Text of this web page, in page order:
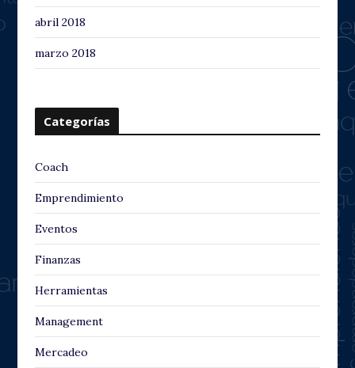
abril 2018
marzo 2018
Categorías
Coach
Emprendimiento
Eventos
Finanzas
Herramientas
Management
Mercadeo